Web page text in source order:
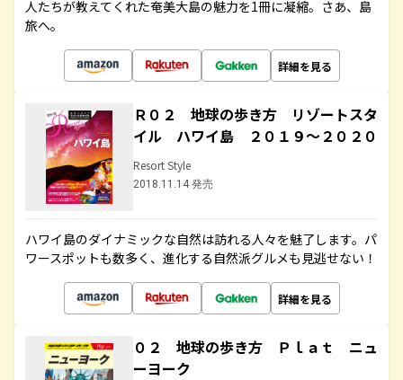
人たちが教えてくれた奄美大島の魅力を1冊に凝縮。さあ、島
旅へ。
詳細を見る
Ｒ０２ 地球の歩き方 リゾートスタ
イル ハワイ島 ２０１９～２０２０
Resort Style
2018.11.14 発売
ハワイ島のダイナミックな自然は訪れる人々を魅了します。パ
ワースポットも数多く、進化する自然派グルメも見逃せない！
詳細を見る
０２ 地球の歩き方 Ｐｌａｔ ニュ
ーヨーク